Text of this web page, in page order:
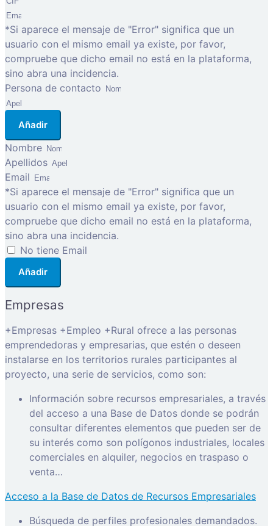
*Si aparece el mensaje de "Error" significa que un
usuario con el mismo email ya existe, por favor,
compruebe que dicho email no está en la plataforma,
sino abra una incidencia.
Persona de contacto
Añadir
Nombre
Apellidos
Email
*Si aparece el mensaje de "Error" significa que un
usuario con el mismo email ya existe, por favor,
compruebe que dicho email no está en la plataforma,
sino abra una incidencia.
No tiene Email
Añadir
Empresas
+Empresas +Empleo +Rural ofrece a las personas
emprendedoras y empresarias, que estén o deseen
instalarse en los territorios rurales participantes al
proyecto, una serie de servicios, como son:
Información sobre recursos empresariales, a través
del acceso a una Base de Datos donde se podrán
consultar diferentes elementos que pueden ser de
su interés como son polígonos industriales, locales
comerciales en alquiler, negocios en traspaso o
venta…
Acceso a la Base de Datos de Recursos Empresariales
Búsqueda de perfiles profesionales demandados.